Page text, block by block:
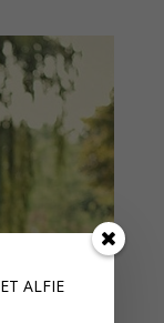
ET ALFIE